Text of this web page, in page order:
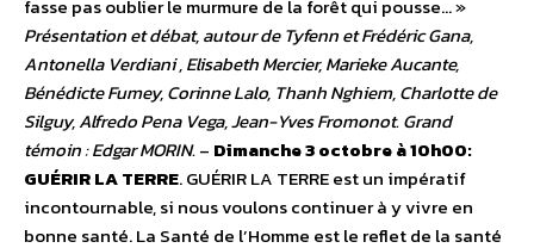
fasse pas oublier le murmure de la forêt qui pousse… »
Présentation et débat, autour de Tyfenn et Frédéric Gana,
Antonella Verdiani , Elisabeth Mercier, Marieke Aucante,
Bénédicte Fumey, Corinne Lalo, Thanh Nghiem, Charlotte de
Silguy, Alfredo Pena Vega, Jean-Yves Fromonot. Grand
témoin : Edgar MORIN.– Dimanche 3 octobre à 10h00:
GUÉRIR LA TERRE. GUÉRIR LA TERRE est un impératif
incontournable, si nous voulons continuer à y vivre en
bonne santé. La Santé de l’Homme est le reflet de la santé